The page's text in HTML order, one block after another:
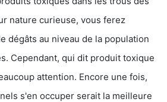
nature curieuse, vous ferez
dégâts au niveau de la population
Cependant, qui dit produit toxique
attention. Encore une fois,
s'en occuper serait la meilleure